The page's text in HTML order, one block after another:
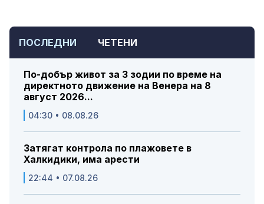
ПОСЛЕДНИ ЧЕТЕНИ
По-добър живот за 3 зодии по време на
директното движение на Венера на 8
август 2026...
04:30 • 08.08.26
Затягат контрола по плажовете в
Халкидики, има арести
22:44 • 07.08.26